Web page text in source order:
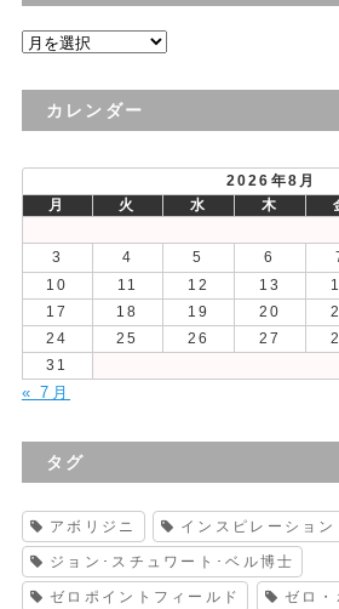
過
の
カレンダー
2026年8月
月
火 水 木
3
4 5 6
10
11 12 13
17
18 19 20
24
25 26 27
31
« 7月
タグ
アボリジニ インスピレーション
ジョン･スチュワート･ベル博士
ゼロポイントフィールド ゼロ・